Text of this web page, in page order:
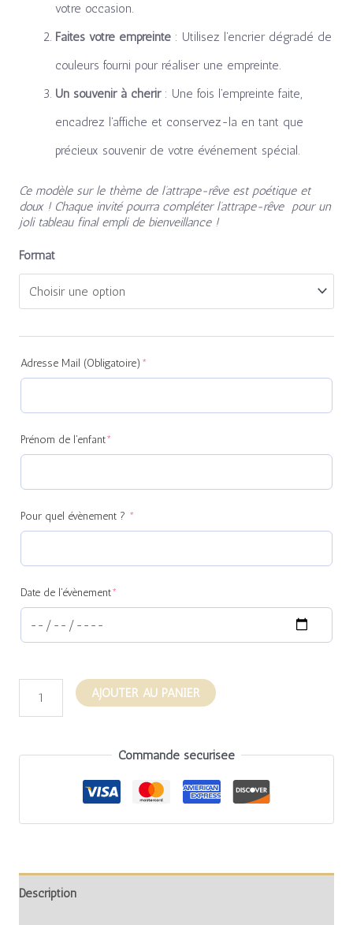
votre occasion.
Faites votre empreinte : Utilisez l’encrier dégradé de
couleurs fourni pour réaliser une empreinte.
Un souvenir à chérir: Une fois l’empreinte faite,
encadrez l’affiche et conservez-la en tant que
précieux souvenir de votre événement spécial.
Ce modèle sur le thème de l’attrape-rêve est poétique et
doux ! Chaque invité pourra compléter l’attrape-rêve pour un
joli tableau final empli de bienveillance !
Format
Adresse Mail (Obligatoire) *
Prénom de l'enfant*
(required)
Pour quel évènement ? *
(required)
Date de l'évènement*
(required)
AJOUTER AU PANIER
Commande sécurisée
Description